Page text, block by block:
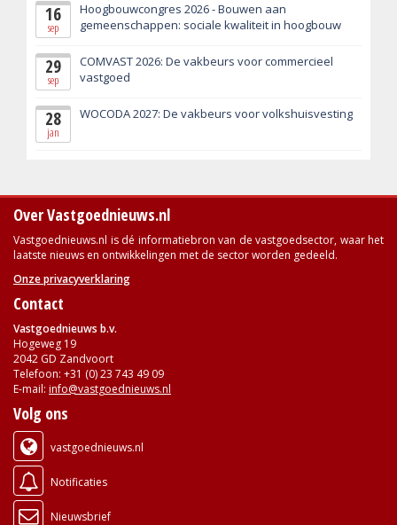
16
sep
Hoogbouwcongres 2026 - Bouwen aan
gemeenschappen: sociale kwaliteit in hoogbouw
29
sep
COMVAST 2026: De vakbeurs voor commercieel
vastgoed
28
jan
WOCODA 2027: De vakbeurs voor volkshuisvesting
Over Vastgoednieuws.nl
Vastgoednieuws.nl is dé informatiebron van de vastgoedsector, waar het
laatste nieuws en ontwikkelingen met de sector worden gedeeld.
Onze privacyverklaring
Contact
Vastgoednieuws b.v.
Hogeweg 19
2042 GD Zandvoort
Telefoon: +31 (0) 23 743 49 09
E-mail: info@vastgoednieuws.nl
Volg ons
vastgoednieuws.nl
Notificaties
Nieuwsbrief